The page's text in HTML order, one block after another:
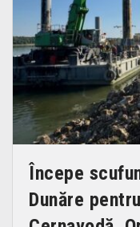
Începe
Dunăre